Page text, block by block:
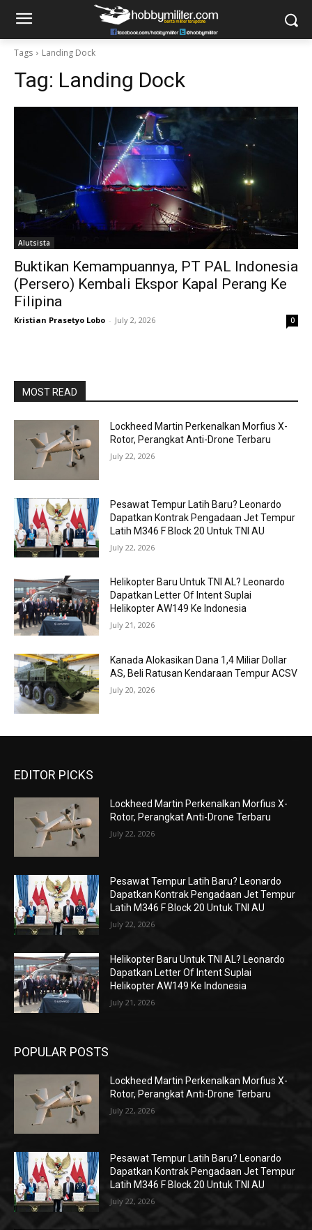
Tags Landing Dock
Tag: Landing Dock
Alutsista
Buktikan Kemampuannya, PT PAL Indonesia
(Persero) Kembali Ekspor Kapal Perang Ke
Filipina
Kristian Prasetyo Lobo - July 2, 2026 0
MOST READ
Lockheed Martin Perkenalkan Morfius X-
Rotor, Perangkat Anti-Drone Terbaru
July 22, 2026
Pesawat Tempur Latih Baru? Leonardo
Dapatkan Kontrak Pengadaan Jet Tempur
Latih M346 F Block 20 Untuk TNI AU
July 22, 2026
Helikopter Baru Untuk TNI AL? Leonardo
Dapatkan Letter Of Intent Suplai
Helikopter AW149 Ke Indonesia
July 21, 2026
Kanada Alokasikan Dana 1,4 Miliar Dollar
AS, Beli Ratusan Kendaraan Tempur ACSV
July 20, 2026
EDITOR PICKS
Lockheed Martin Perkenalkan Morfius X-
Rotor, Perangkat Anti-Drone Terbaru
July 22, 2026
Pesawat Tempur Latih Baru? Leonardo
Dapatkan Kontrak Pengadaan Jet Tempur
Latih M346 F Block 20 Untuk TNI AU
July 22, 2026
Helikopter Baru Untuk TNI AL? Leonardo
Dapatkan Letter Of Intent Suplai
Helikopter AW149 Ke Indonesia
July 21, 2026
POPULAR POSTS
Lockheed Martin Perkenalkan Morfius X-
Rotor, Perangkat Anti-Drone Terbaru
July 22, 2026
Pesawat Tempur Latih Baru? Leonardo
Dapatkan Kontrak Pengadaan Jet Tempur
Latih M346 F Block 20 Untuk TNI AU
July 22, 2026